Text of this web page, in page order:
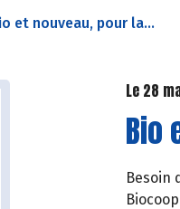
et nouveau, pour la...
Le 28
Bio
Besoin